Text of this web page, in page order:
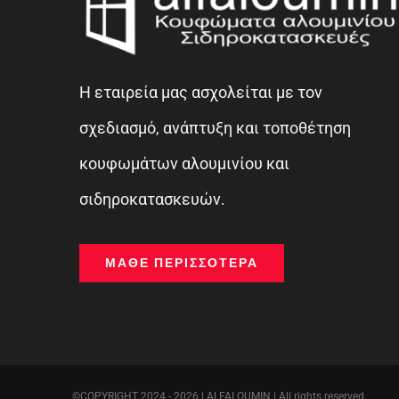
Η εταιρεία μας ασχολείται με τον
σχεδιασμό, ανάπτυξη και τοποθέτηση
κουφωμάτων αλουμινίου και
σιδηροκατασκευών.
ΜΆΘΕ ΠΕΡΙΣΣΌΤΕΡΑ
©COPYRIGHT 2024 - 2026 | ALFALOUMIN | All rights reserved.